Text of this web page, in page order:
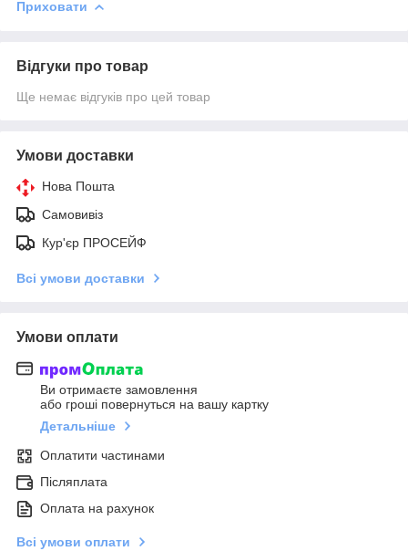
Приховати
Відгуки про товар
Ще немає відгуків про цей товар
Умови доставки
Нова Пошта
Самовивіз
Кур'єр ПРОСЕЙФ
Всі умови доставки
Умови оплати
Ви отримаєте замовлення
або гроші повернуться на вашу картку
Детальніше
Оплатити частинами
Післяплата
Оплата на рахунок
Всі умови оплати